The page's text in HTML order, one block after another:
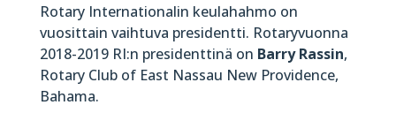
Rotary Internationalin keulahahmo on
vuosittain vaihtuva presidentti. Rotaryvuonna
2018-2019 RI:n presidenttinä on Barry Rassin,
Rotary Club of East Nassau New Providence,
Bahama.